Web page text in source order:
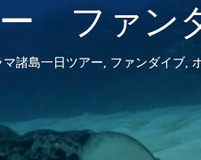
ー ファ
マ諸島一日ツアー ファンダイブ,